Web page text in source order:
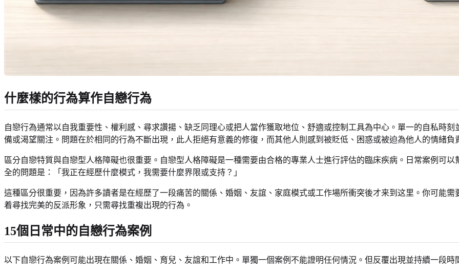
什麼樣的行為算作自戀行為
自戀行為通常以自我重要性、權利感、尋求讚揚、缺乏同理心或把人當作獲取地位、舒適或控制工具為中心。單一的自私時
備或渴望關注。問題在於相同的行為不斷出現，此人拒絕有意義的修復，而其他人則感到被貶低、困惑或被迫為他人的情緒負
區分自戀特質與自戀型人格障礙也很重要。自戀型人格障礙是一種需要由合格的專業人士進行評估的臨床疾病。日常案例可
全的問題是：「我正在經歷什麼模式，我需要什麼界限或支持？」
這種區分很重要，因為許多讀者是在經歷了一段痛苦的關係、婚姻、友誼、家庭模式或工作場所衝突後才来到这里。你可能
着尋找完美的反派形象，只需尋找重複出現的行為。
15個日常中的自戀行為案例
以下自戀行為案例可能出現在關係、婚姻、育兒、友誼和工作中。單獨一個案例不能證明任何情況。但反覆出現並持續一段